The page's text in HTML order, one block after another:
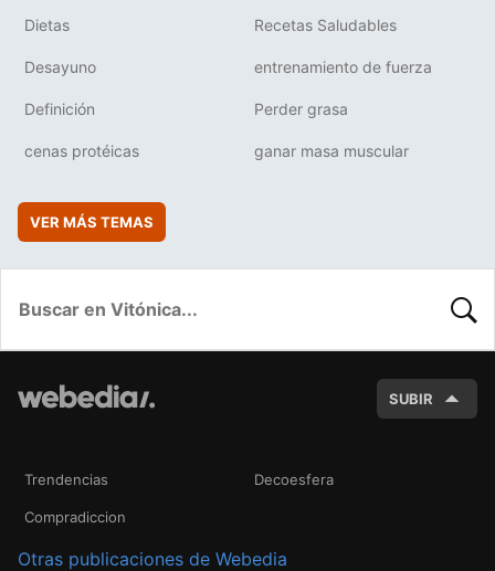
Dietas Recetas Saludables
Desayuno entrenamiento de fuerza
Definición Perder grasa
cenas protéicas ganar masa muscular
VER MÁS TEMAS
SUBIR
Trendencias Decoesfera
Compradiccion
Otras publicaciones de Webedia